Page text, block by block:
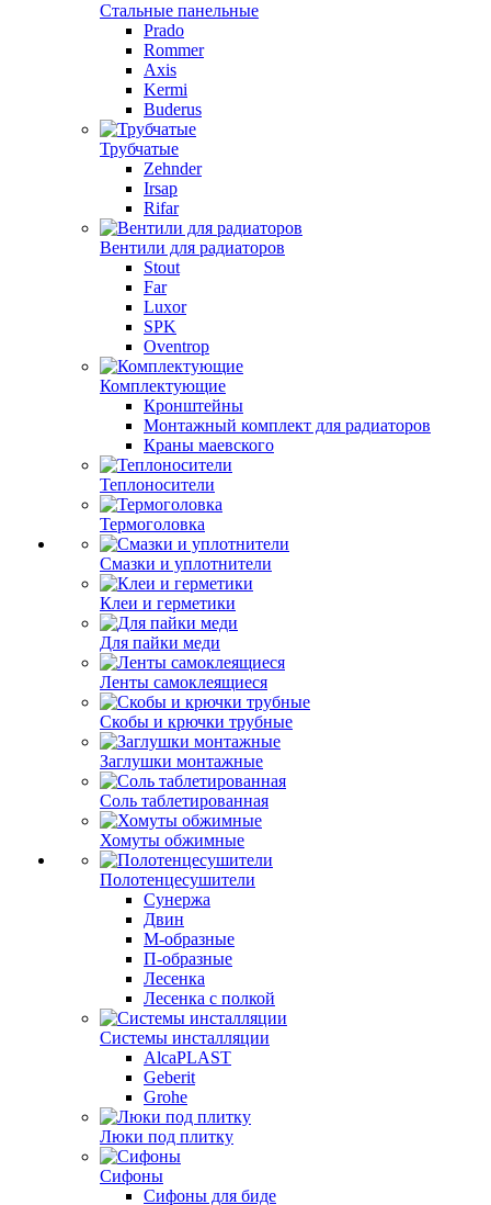
Стальные панельные
Prado
Rommer
Axis
Kermi
Buderus
Трубчатые
Zehnder
Irsap
Rifar
Вентили для радиаторов
Stout
Far
Luxor
SPK
Oventrop
Комплектующие
Кронштейны
Монтажный комплект для радиаторов
Краны маевского
Теплоносители
Термоголовка
Смазки и уплотнители
Клеи и герметики
Для пайки меди
Ленты самоклеящиеся
Скобы и крючки трубные
Заглушки монтажные
Соль таблетированная
Хомуты обжимные
Полотенцесушители
Сунержа
Двин
М-образные
П-образные
Лесенка
Лесенка с полкой
Системы инсталляции
AlcaPLAST
Geberit
Grohe
Люки под плитку
Сифоны
Сифoны для биде